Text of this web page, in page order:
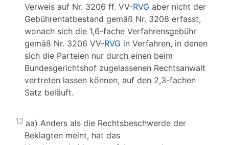
Verweis auf Nr. 3206 ff. VV-RVG aber nicht der
Gebührentatbestand gemäß Nr. 3208 erfasst,
wonach sich die 1,6-fache Verfahrensgebühr
gemäß Nr. 3206 VV-RVG in Verfahren, in denen
sich die Parteien nur durch einen beim
Bundesgerichtshof zugelassenen Rechtsanwalt
vertreten lassen können, auf den 2,3-fachen
Satz beläuft.
12 aa) Anders als die Rechtsbeschwerde der
Beklagten meint, hat das